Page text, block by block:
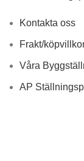
Kontakta oss
Frakt/
Våra
AP